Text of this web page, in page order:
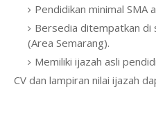
Pendidikan minimal SMA
Bersedia ditempatkan di
(Area Semarang).
Memiliki ijazah asli
CV dan lampiran nilai ijazah